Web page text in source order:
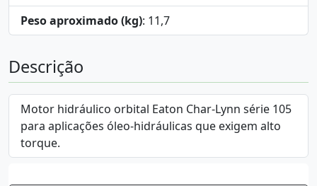
Peso aproximado (kg): 11,7
Descrição
Motor hidráulico orbital Eaton Char-Lynn série 105
para aplicações óleo-hidráulicas que exigem alto
torque.